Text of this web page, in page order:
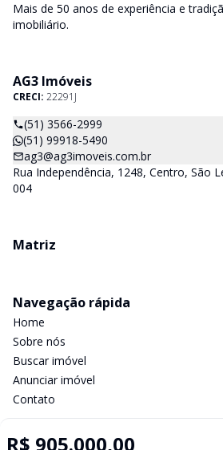
R$ 905.000,00
Mais de 50 anos de experiência e
imobiliário.
AG3 Imóveis
CRECI: 22291J
(51) 3566-2999
(51) 99918-5490
ag3@ag3imoveis.com.br
Rua Independência, 1248, Centro, São
004
Matriz
Navegação rápida
Home
Sobre nós
Buscar imóvel
Anunciar imóvel
Contato